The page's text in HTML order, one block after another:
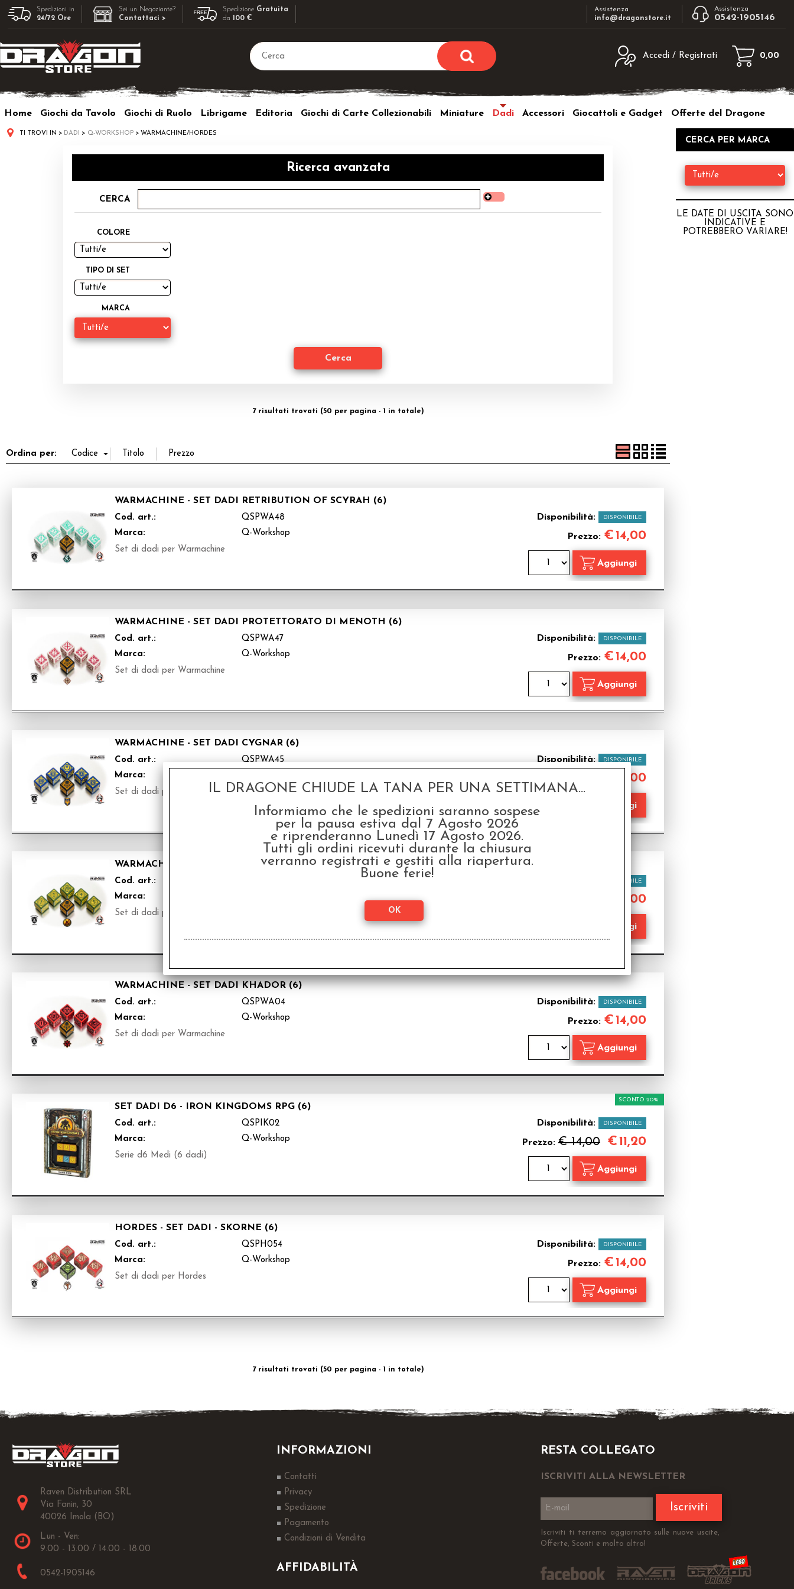
Spedizioni in
24/72 Ore
Sei un Negoziante?
Contattaci >
Spedizione Gratuita
da100 €
Assistenza
info@dragonstore.it
Assistenza
0542-1905146
Accedi / Registrati
Per completare l'ordine inserisci il nome
utente e la password e poi clicca sul
sito clicca sul pulsante "Registrati"
0,00
Home Giochi da Tavolo Giochi di Ruolo Librigame Editoria Giochi di Carte Collezionabili Miniature Dadi Accessori Giocattoli e Gadget Offerte del Dragone
TI TROVI IN DADI Q-WORKSHOP WARMACHINE/HORDES
Ricerca avanzata
CERCA
COLORE
TIPO DI SET
MARCA
7 risultati trovati (50 per pagina - 1 in totale)
Ordina per:
WARMACHINE - SET DADI RETRIBUTION OF SCYRAH (6)
Cod. art.:
QSPWA48
Marca:
Q-Workshop
Set di dadi per Warmachine
Disponibilità: DISPONIBILE
Prezzo: €14,00
WARMACHINE - SET DADI PROTETTORATO DI MENOTH (6)
Cod. art.:
QSPWA47
Marca:
Q-Workshop
Set di dadi per Warmachine
Disponibilità: DISPONIBILE
Prezzo: €14,00
WARMACHINE - SET DADI CYGNAR (6)
Cod. art.:
QSPWA45
Marca:
Set di dadi per Warmachine
Disponibilità: DISPONIBILE
14,00
WARMACHINE - SET DADI MERCENARI (6)
Cod. art.:
Marca:
Set di dadi per Warmachine
DISPONIBILE
14,00
WARMACHINE - SET DADI KHADOR (6)
Cod. art.:
QSPWA04
Marca:
Q-Workshop
Set di dadi per Warmachine
Disponibilità: DISPONIBILE
Prezzo: €14,00
SET DADI D6 - IRON KINGDOMS RPG (6)
Cod. art.:
QSPIK02
Marca:
Q-Workshop
Serie d6 Medi (6 dadi)
Disponibilità: DISPONIBILE
Prezzo: € 14,00
SCONTO 20%
€11,20
HORDES - SET DADI - SKORNE (6)
Cod. art.:
QSPH054
Marca:
Q-Workshop
Set di dadi per Hordes
Disponibilità: DISPONIBILE
Prezzo: €14,00
7 risultati trovati (50 per pagina - 1 in totale)
CERCA PER MARCA
LE DATE DI USCITA SONO
INDICATIVE E
POTREBBERO VARIARE!
Raven Distribution SRL
Via Fanin, 30
40026 Imola (BO)
Lun - Ven:
9.00 - 13.00 / 14.00 - 18.00
0542-1905146
INFORMAZIONI
Contatti
Privacy
Spedizione
Pagamento
Condizioni di Vendita
AFFIDABILITÀ
RESTA COLLEGATO
ISCRIVITI ALLA NEWSLETTER
Iscriviti
Iscriviti ti terremo aggiornato sulle nuove uscite,
Offerte, Sconti e molto altro!
IL DRAGONE CHIUDE LA TANA PER UNA SETTIMANA...
Informiamo che le spedizioni saranno sospese
per la pausa estiva dal 7 Agosto 2026
e riprenderanno Lunedì 17 Agosto 2026.
Tutti gli ordini ricevuti durante la chiusura
verranno registrati e gestiti alla riapertura.
Buone ferie!